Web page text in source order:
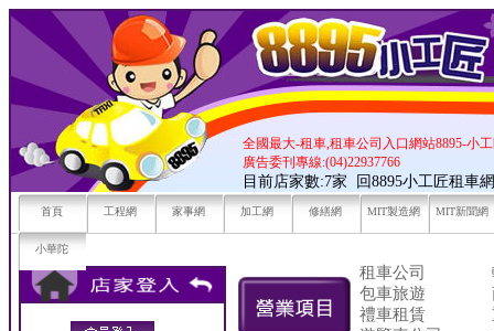
全國最大-租車,租車公司入口網站8895-小
廣告委刊專線:(04)22937766
目前店家數:7家 回8895小工匠租車
首頁 工程網 家事網 加工網 修繕網 MIT製造網 MIT新聞網
小華陀
租車公司
包車旅遊
禮車租賃